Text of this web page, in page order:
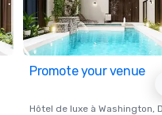
Promote your venue
Hôtel de luxe à Washington,